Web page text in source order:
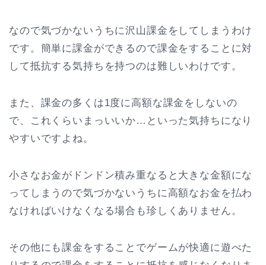
なので気づかないうちに沢山課金をしてしまうわけ
です。簡単に課金ができるので課金をすることに対
して抵抗する気持ちを持つのは難しいわけです。
また、課金の多くは1度に高額な課金をしないの
で、これくらいまっいいか…といった気持ちになり
やすいですよね。
小さなお金がドンドン積み重なると大きな金額にな
ってしまうので気づかないうちに高額なお金を払わ
なければいけなくなる場合も珍しくありません。
その他にも課金をすることでゲームが快適に遊べた